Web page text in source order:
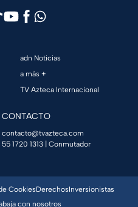
adn Noticias
a más +
TV Azteca Internacional
CONTACTO
contacto@tvazteca.com
55 1720 1313 | Conmutador
CookiesDerechosInversionistas
con nosotros